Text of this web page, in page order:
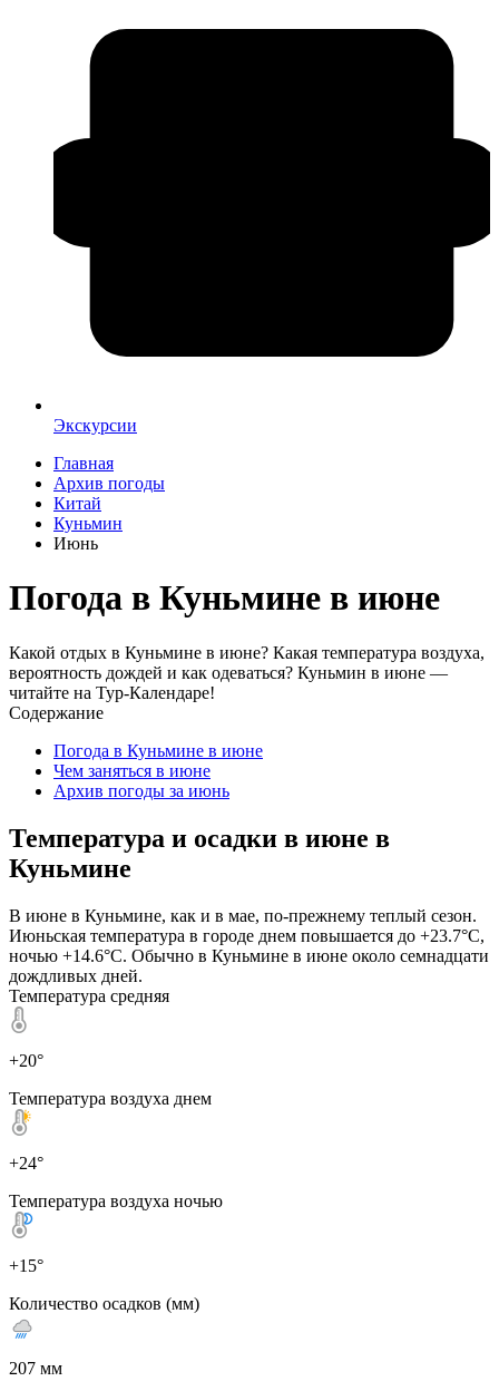
Экскурсии
Главная
Архив погоды
Китай
Куньмин
Июнь
Погода в Куньмине в июне
Какой отдых в Куньмине в июне? Какая температура воздуха,
вероятность дождей и как одеваться? Куньмин в июне —
читайте на Тур-Календаре!
Содержание
Погода в Куньмине в июне
Чем заняться в июне
Архив погоды за июнь
Температура и осадки в июне в
Куньмине
В июне в Куньмине, как и в мае, по-прежнему теплый сезон.
Июньская температура в городе днем повышается до +23.7°C,
ночью +14.6°C. Обычно в Куньмине в июне около семнадцати
дождливых дней.
Температура средняя
+20°
Температура воздуха днем
+24°
Температура воздуха ночью
+15°
Количество осадков (мм)
207 мм